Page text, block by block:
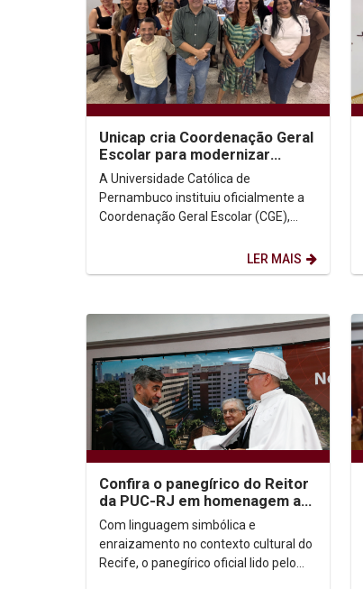
Unicap cria Coordenação Geral
Escolar para modernizar
processos acadêmicos e
ampliar o uso de IA...
A Universidade Católica de
Pernambuco instituiu oficialmente a
Coordenação Geral Escolar (CGE),
vinculada à Pró-reitoria de...LER MAIS
Confira o panegírico do Reitor
da PUC-RJ em homenagem ao
Reitor Padre Carlos Fritzen
Com linguagem simbólica e
enraizamento no contexto cultural do
Recife, o panegírico oficial lido pelo